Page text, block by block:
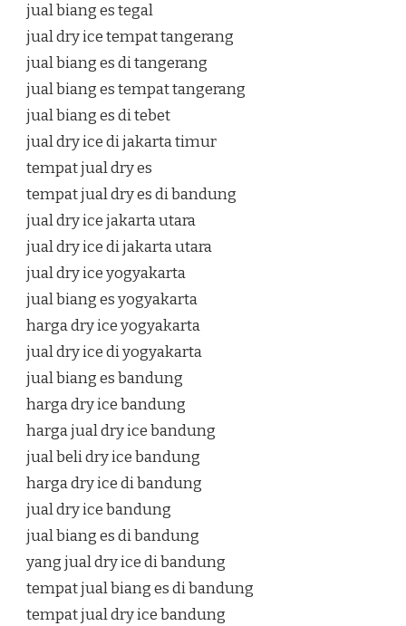
jual biang es tegal
jual dry ice tempat tangerang
jual biang es di tangerang
jual biang es tempat tangerang
jual biang es di tebet
jual dry ice di jakarta timur
tempat jual dry es
tempat jual dry es di bandung
jual dry ice jakarta utara
jual dry ice di jakarta utara
jual dry ice yogyakarta
jual biang es yogyakarta
harga dry ice yogyakarta
jual dry ice di yogyakarta
jual biang es bandung
harga dry ice bandung
harga jual dry ice bandung
jual beli dry ice bandung
harga dry ice di bandung
jual dry ice bandung
jual biang es di bandung
yang jual dry ice di bandung
tempat jual biang es di bandung
tempat jual dry ice bandung